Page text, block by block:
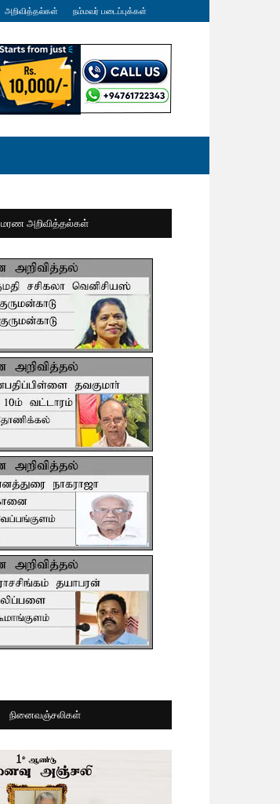
அறிவித்தல்கள் நம்மவர் படைப்புக்கள்
மரண அறிவித்தல்கள்
நினைவஞ்சலிகள்